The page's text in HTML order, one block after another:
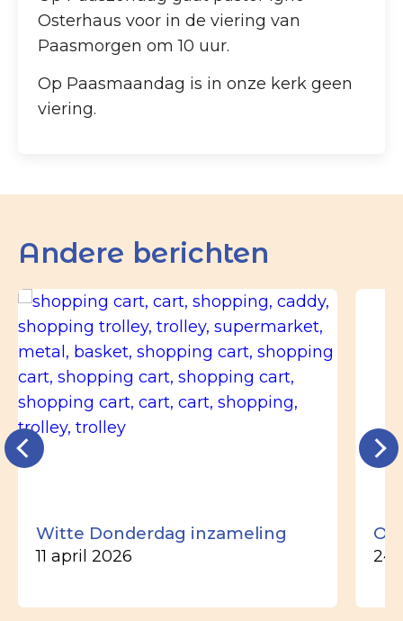
Osterhaus voor in de viering van
Paasmorgen om 10 uur.
Op Paasmaandag is in onze kerk geen
viering.
Andere berichten
Witte Donderdag inzameling
11 april 2026 24